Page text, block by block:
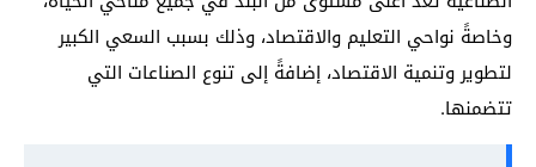
وخاصةً نواحي التعليم والاقتصاد، وذلك بسبب السعي الكبير
لتطوير وتنمية الاقتصاد، إضافةً إلى تنوع الصناعات التي
تتضمنها.